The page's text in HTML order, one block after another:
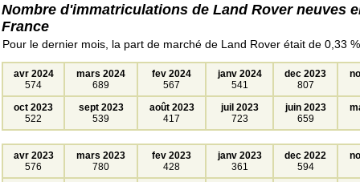
Nombre d'immatriculations de Land Rover neuves
France
Pour le dernier mois, la part de marché de Land Rover était de 0,33 %
avr 2024
574
mars 2024
689
fev 2024
567
janv 2024
541
dec 2023
807
oct 2023
522
sept 2023
539
août 2023
417
juil 2023
723
juin 2023
659
avr 2023
576
mars 2023
780
fev 2023
428
janv 2023
361
dec 2022
594